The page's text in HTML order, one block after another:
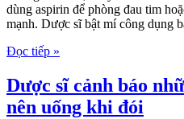
dùng aspirin để phòng đau tim
mạnh. Dược sĩ bật mí công dụng
Đọc tiếp »
Dược sĩ cảnh báo
nên uống khi đói